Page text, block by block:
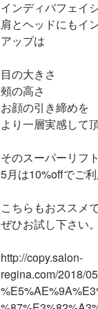
インディバフェイ
肩とヘッドにもイ
アップは
目の大きさ
頰の高さ
お顔の引き締めを
より一層実感して
そのスーパーリフ
5月は10%offでご利
こちらもおススメで
ぜひお試し下さい。
http://copy.salon-
regina.com/2018/